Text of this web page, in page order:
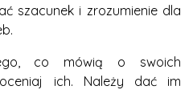
szacunek i zrozumienie dla
co mówią o swoich
ich. Należy dać im